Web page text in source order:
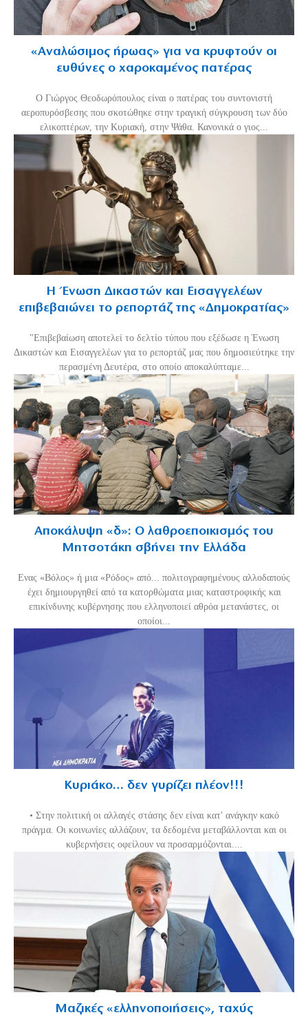
«Aναλώσιμος ήρωας» για να κρυφτούν οι
ευθύνες ο χαροκαμένος πατέρας
Ο Γιώργος Θεοδωρόπουλος είναι ο πατέρας του συντονιστή
αεροπυρόσβεσης που σκοτώθηκε στην τραγική σύγκρουση των δύο
ελικοπτέρων, την Κυριακή, στην Ψάθα. Κανονικά ο γιος...
Η Ένωση Δικαστών και Εισαγγελέων
επιβεβαιώνει το ρεπορτάζ της «Δημοκρατίας»
"Επιβεβαίωση αποτελεί το δελτίο τύπου που εξέδωσε η Ένωση
Δικαστών και Εισαγγελέων για το ρεπορτάζ μας που δημοσιεύτηκε την
περασμένη Δευτέρα, στο οποίο αποκαλύπταμε...
Αποκάλυψη «δ»: Ο λαθροεποικισμός του
Μητσοτάκη σβήνει την Ελλάδα
Ενας «Βόλος» ή μια «Ρόδος» από... πολιτογραφημένους αλλοδαπούς
έχει δημιουργηθεί από τα κατορθώματα μιας καταστροφικής και
επικίνδυνης κυβέρνησης που ελληνοποιεί αθρόα μετανάστες, οι
οποίοι...
Κυριάκο… δεν γυρίζει πλέον!!!
• Στην πολιτική οι αλλαγές στάσης δεν είναι κατ' ανάγκην κακό
πράγμα. Οι κοινωνίες αλλάζουν, τα δεδομένα μεταβάλλονται και οι
κυβερνήσεις οφείλουν να προσαρμόζονται....
Μαζικές «ελληνοποιήσεις», ταχύς